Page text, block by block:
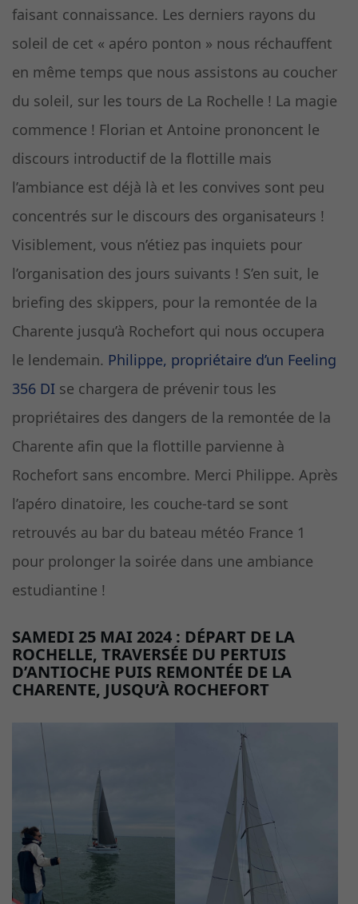
faisant connaissance. Les derniers rayons du
soleil de cet « apéro ponton » nous réchauffent
en même temps que nous assistons au coucher
du soleil, sur les tours de La Rochelle ! La magie
commence ! Florian et Antoine prononcent le
discours introductif de la flottille mais
l’ambiance est déjà là et les convives sont peu
concentrés sur le discours des organisateurs !
Visiblement, vous n’étiez pas inquiets pour
l’organisation des jours suivants ! S’en suit, le
briefing des skippers, pour la remontée de la
Charente jusqu’à Rochefort qui nous occupera
le lendemain. Philippe, propriétaire d’un Feeling
356 DI se chargera de prévenir tous les
propriétaires des dangers de la remontée de la
Charente afin que la flottille parvienne à
Rochefort sans encombre. Merci Philippe. Après
l’apéro dinatoire, les couche-tard se sont
retrouvés au bar du bateau météo France 1
pour prolonger la soirée dans une ambiance
estudiantine !
SAMEDI 25 MAI 2024 : DÉPART DE LA
ROCHELLE, TRAVERSÉE DU PERTUIS
D’ANTIOCHE PUIS REMONTÉE DE LA
CHARENTE, JUSQU’À ROCHEFORT